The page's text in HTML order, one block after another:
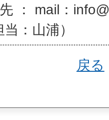
： mail：
：山浦）
戻る